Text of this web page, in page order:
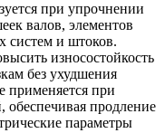
при упрочнении
валов, элементов
систем и штоков.
износостойкость
без ухудшения
применяется при
обеспечивая продление
параметры